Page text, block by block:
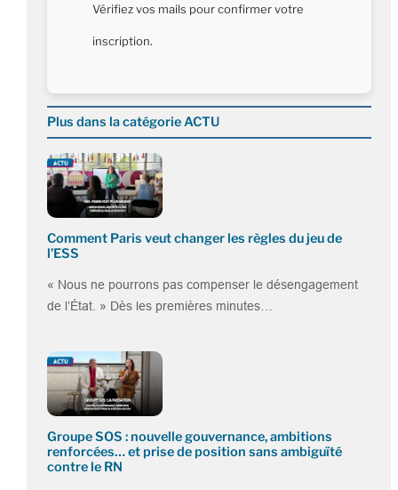
Vérifiez vos mails pour confirmer votre
inscription.
Plus dans la catégorie ACTU
Comment Paris veut changer les règles du jeu de
l’ESS
« Nous ne pourrons pas compenser le désengagement
de l’État. » Dès les premières minutes…
Groupe SOS : nouvelle gouvernance, ambitions
renforcées… et prise de position sans ambiguïté
contre le RN